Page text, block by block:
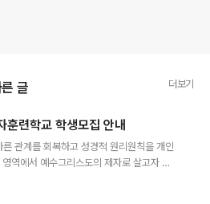
글 더보기
련학교 학생모집 안내
관계를 회복하고 성경적 원리원칙을 개인
역에서 예수그리스도의 제자로 살고자 하
할 수 있는 기회가 있도록 합니다. 현재 수